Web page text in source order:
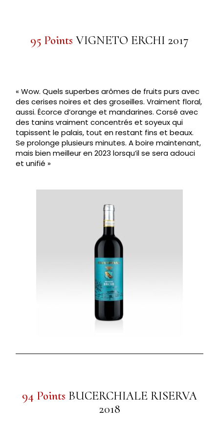
95 Points VIGNETO ERCHI 2017
« Wow. Quels superbes arômes de fruits purs avec
des cerises noires et des groseilles. Vraiment floral,
aussi. Écorce d’orange et mandarines. Corsé avec
des tanins vraiment concentrés et soyeux qui
tapissent le palais, tout en restant fins et beaux.
Se prolonge plusieurs minutes. A boire maintenant,
mais bien meilleur en 2023 lorsqu’il se sera adouci
et unifié »
94 Points BUCERCHIALE RISERVA
2018